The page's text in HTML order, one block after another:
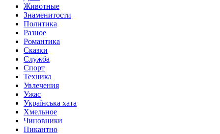
Животные
Знаменитости
Политика
Разное
Романтика
Сказки
Служба
Спорт
Техника
Увлечения
Ужас
Українська хата
Хмельное
Чиновники
Пикантно